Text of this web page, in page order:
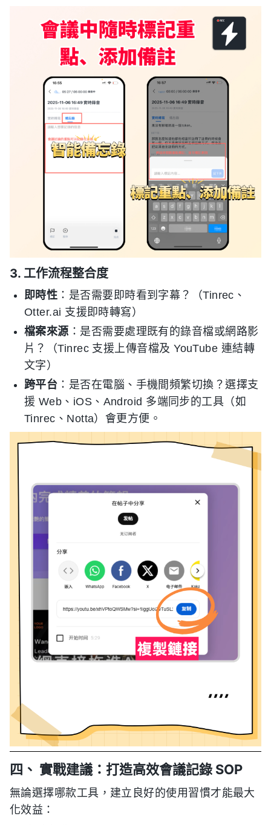
3. 工作流程整合度
即時性 ：是否需要即時看到字幕？（Tinrec、
Otter.ai 支援即時轉寫）
檔案來源 ：是否需要處理既有的錄音檔或網路影
片？（Tinrec 支援上傳音檔及 YouTube 連結轉
文字）
跨平台 ：是否在電腦、手機間頻繁切換？選擇支
援 Web、iOS、Android 多端同步的工具（如
Tinrec、Notta）會更方便。
四、 實戰建議：打造高效會議記錄 SOP
無論選擇哪款工具，建立良好的使用習慣才能最大
化效益：